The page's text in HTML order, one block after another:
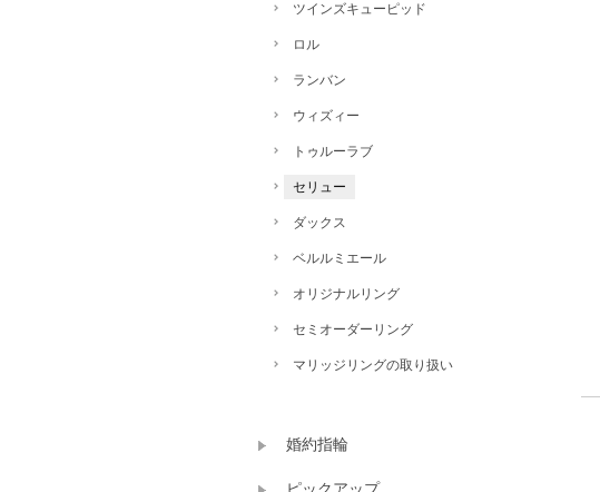
ツインズキューピッド
ロル
ランバン
ウィズィー
トゥルーラブ
セリュー
ダックス
ベルルミエール
オリジナルリング
セミオーダーリング
マリッジリングの取り扱い
婚約指輪